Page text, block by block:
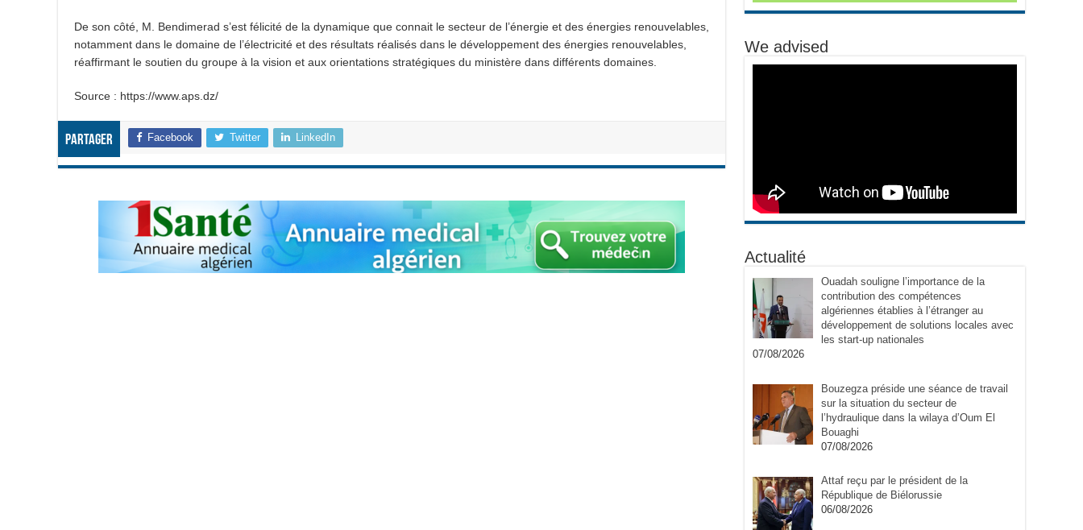
De son côté, M. Bendimerad s’est félicité de la dynamique que connait le secteur de l’énergie et des énergies renouvelables,
notamment dans le domaine de l’électricité et des résultats réalisés dans le développement des énergies renouvelables,
réaffirmant le soutien du groupe à la vision et aux orientations stratégiques du ministère dans différents domaines.
Source : https://www.aps.dz/
Partager Facebook Twitter LinkedIn
We advised
Actualité
Ouadah souligne l’importance de la
contribution des compétences
algériennes établies à l’étranger au
développement de solutions locales avec
les start-up nationales
07/08/2026
Bouzegza préside une séance de travail
sur la situation du secteur de
l’hydraulique dans la wilaya d’Oum El
Bouaghi
07/08/2026
Attaf reçu par le président de la
République de Biélorussie
06/08/2026